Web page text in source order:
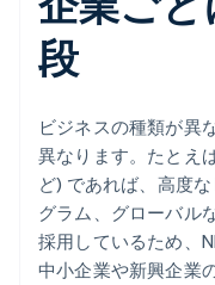
段
ビジネスの種類が異
異なります。たとえ
ど) であれば、高度
グラム、グローバル
採用しているため、
中小企業や新興企業